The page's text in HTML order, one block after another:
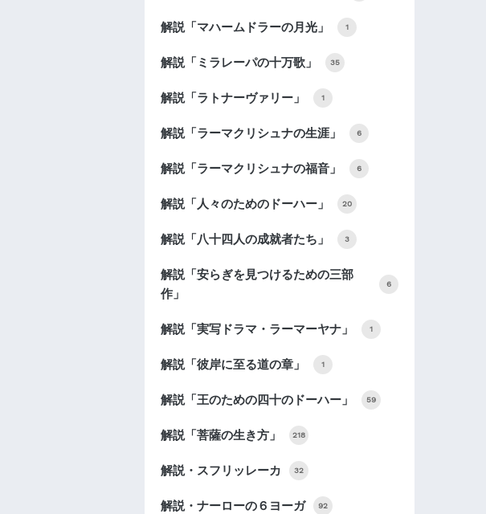
解説「マハームドラーの月光」 1
解説「ミラレーパの十万歌」 35
解説「ラトナーヴァリー」 1
解説「ラーマクリシュナの生涯」 6
解説「ラーマクリシュナの福音」 6
解説「人々のためのドーハー」 20
解説「八十四人の成就者たち」 3
解説「安らぎを見つけるための三部
作」
6
解説「実写ドラマ・ラーマーヤナ」 1
解説「彼岸に至る道の章」 1
解説「王のための四十のドーハー」 59
解説「菩薩の生き方」 218
解説・スフリッレーカ 32
解説・ナーローの６ヨーガ 92